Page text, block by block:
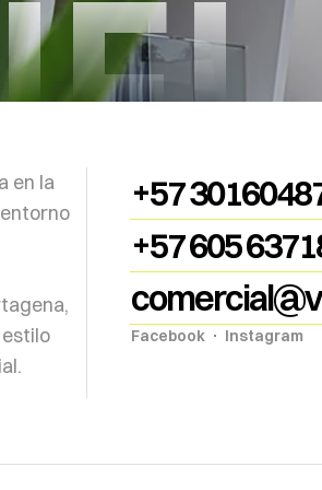
en la
+57
+57 605
Facebook Instagram